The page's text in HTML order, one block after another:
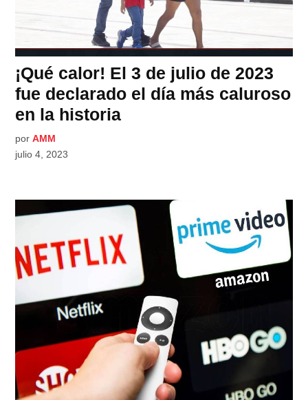
¡Qué calor! El 3 de julio de 2023
fue declarado el día más caluroso
en la historia
por AMM
julio 4, 2023